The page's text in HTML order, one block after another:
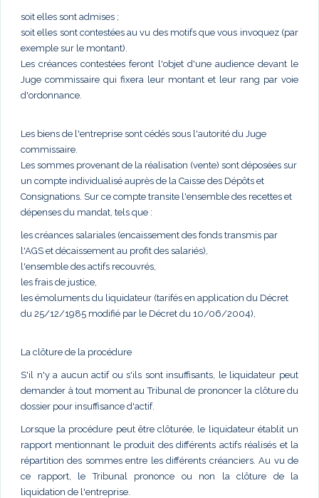
soit elles sont admises ;
soit elles sont contestées au vu des motifs que vous invoquez (par
exemple sur le montant).
Les créances contestées feront l'objet d'une audience devant le
Juge commissaire qui fixera leur montant et leur rang par voie
d'ordonnance.
Les biens de l'entreprise sont cédés sous l'autorité du Juge
commissaire.
Les sommes provenant de la réalisation (vente) sont déposées sur
un compte individualisé auprès de la Caisse des Dépôts et
Consignations. Sur ce compte transite l'ensemble des recettes et
dépenses du mandat, tels que :
les créances salariales (encaissement des fonds transmis par
l'AGS et décaissement au profit des salariés),
l'ensemble des actifs recouvrés,
les frais de justice,
les émoluments du liquidateur (tarifés en application du Décret
du 25/12/1985 modifié par le Décret du 10/06/2004),
La clôture de la procédure
S'il n'y a aucun actif ou s'ils sont insuffisants, le liquidateur peut
demander à tout moment au Tribunal de prononcer la clôture du
dossier pour insuffisance d'actif.
Lorsque la procédure peut être clôturée, le liquidateur établit un
rapport mentionnant le produit des différents actifs réalisés et la
répartition des sommes entre les différents créanciers. Au vu de
ce rapport, le Tribunal prononce ou non la clôture de la
liquidation de l'entreprise.